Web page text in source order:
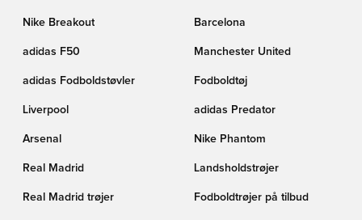
Nike Breakout Barcelona
adidas F50 Manchester United
adidas Fodboldstøvler Fodboldtøj
Liverpool adidas Predator
Arsenal Nike Phantom
Real Madrid Landsholdstrøjer
Real Madrid trøjer Fodboldtrøjer på tilbud